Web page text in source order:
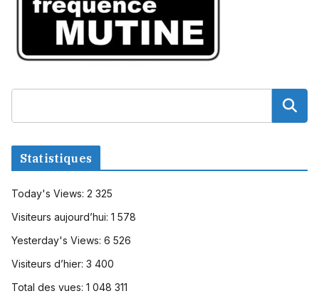
Statistiques
Today's Views: 2 325
Visiteurs aujourd’hui: 1 578
Yesterday's Views: 6 526
Visiteurs d’hier: 3 400
Total des vues: 1 048 311